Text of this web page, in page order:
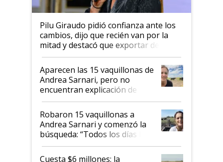
Pilu Giraudo pidió confianza ante los
cambios, dijo que recién van por la
mitad y destacó que exportar dejó de
ser "para unos pocos": "Tenemos un
mandato muy claro del gobierno
nacional"
Aparecen las 15 vaquillonas de
Andrea Sarnari, pero no
encuentran explicación de
cómo llegaron allí
Robaron 15 vaquillonas a
Andrea Sarnari y comenzó la
búsqueda: “Todos los días le
toca a algún productor”
Cuesta $6 millones: la